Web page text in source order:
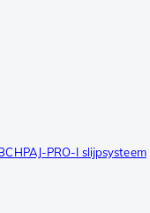
PRO-I slijpsysteem